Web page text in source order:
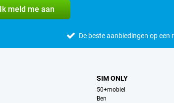
Ik meld me aan
De beste aanbiedingen op een
SIM ONLY
50+mobiel
Ben